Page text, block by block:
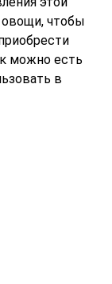
овощи, чтобы
можно есть
в